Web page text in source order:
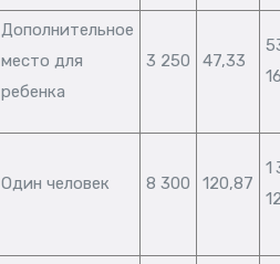
Дополнительное
место для
ребенка
3 250 47,33
Один человек 8 300 120,87
1